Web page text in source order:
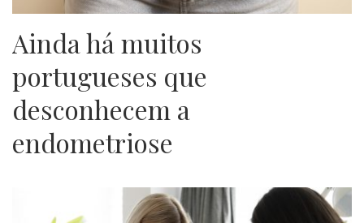
Ainda há muitos
portugueses que
desconhecem a
endometriose